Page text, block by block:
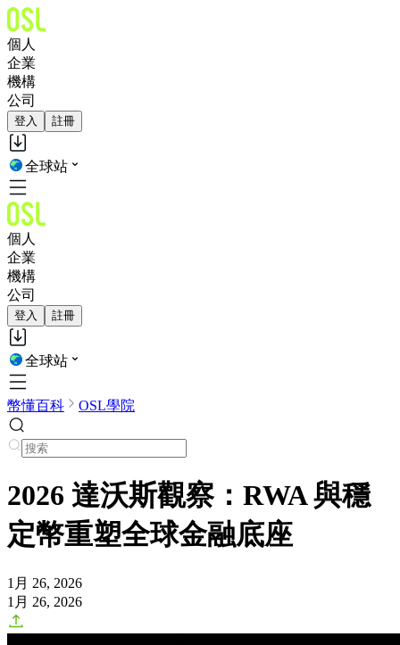
個人
企業
機構
公司
登入 註冊
全球站
個人
企業
機構
公司
登入 註冊
全球站
幣懂百科 OSL學院
2026 達沃斯觀察：RWA 與穩
定幣重塑全球金融底座
1月 26, 2026
1月 26, 2026